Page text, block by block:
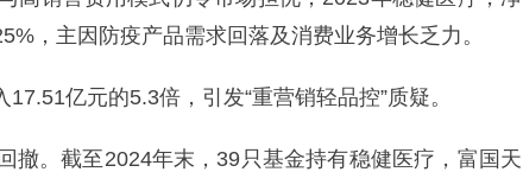
，主因防疫产品需求回落及消费业务增长乏力。
亿元的5.3倍，引发“重营销轻品控”质疑。
撤。截至2024年末，39只基金持有稳健医疗，富国天